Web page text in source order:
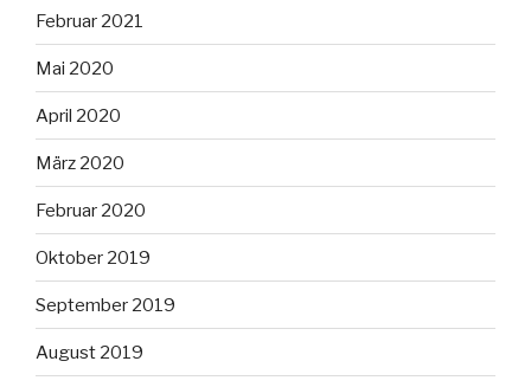
Februar 2021
Mai 2020
April 2020
März 2020
Februar 2020
Oktober 2019
September 2019
August 2019